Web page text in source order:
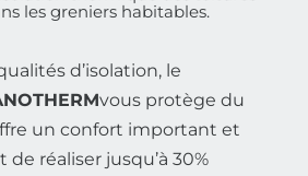
les greniers habitables.
d’isolation, le
vous protège du
un confort important et
réaliser jusqu’à 30%